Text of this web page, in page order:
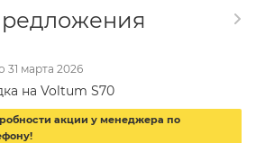
31 марта 2026
на Voltum S70
акции у менеджера по